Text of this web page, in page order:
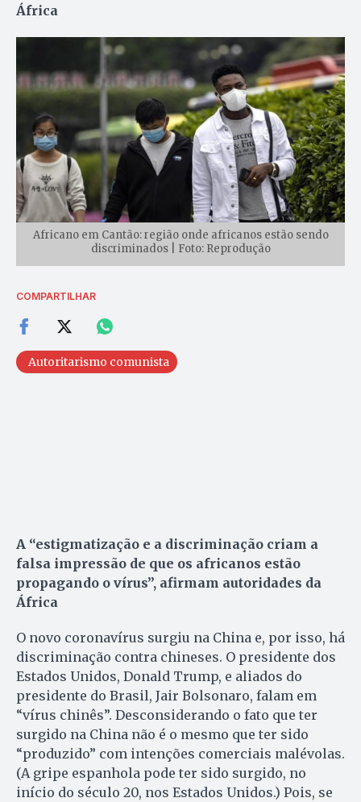
África
Africano em Cantão: região onde africanos estão sendo
discriminados | Foto: Reprodução
COMPARTILHAR
Autoritarismo comunista
A “estigmatização e a discriminação criam a
falsa impressão de que os africanos estão
propagando o vírus”, afirmam autoridades da
África
O novo coronavírus surgiu na China e, por isso, há
discriminação contra chineses. O presidente dos
Estados Unidos, Donald Trump, e aliados do
presidente do Brasil, Jair Bolsonaro, falam em
“vírus chinês”. Desconsiderando o fato que ter
surgido na China não é o mesmo que ter sido
“produzido” com intenções comerciais malévolas.
(A gripe espanhola pode ter sido surgido, no
início do século 20, nos Estados Unidos.) Pois, se